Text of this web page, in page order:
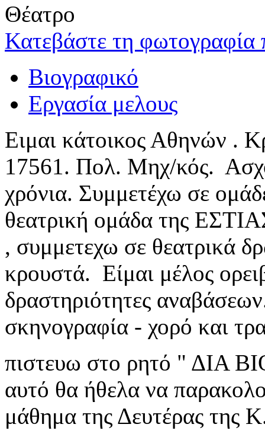
Θέατρο
Κατεβάστε τη φωτογραφία
Βιογραφικό
Εργασία μελους
Ειμαι κάτοικος Αθηνών .
17561. Πολ. Μηχ/κός.
χρόνια. Συμμετέχω σε
θεατρική ομάδα της
, συμμετεχω σε
κρουστά. Είμαι μέλος
δραστηριότητες
σκηνογραφία - χορό και
πιστευω στο ρητό " ΔΙΑ
αυτό θα ήθελα να
μάθημα της Δευτέρας